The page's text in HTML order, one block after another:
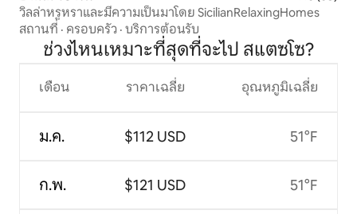
วิลล่าหรูหราและมีความเป็นมาโดย SicilianRelaxingHomes
สถานที่ · ครอบครัว · บริการต้อนรับ
ช่วงไหนเหมาะที่สุดที่จะไป สแตซโซ?
เดือน
ม.ค.
ก.พ.
ราคาเฉลี่ย
$112 USD
$121 USD
อุณหภูมิเฉลี่ย
51°F
51°F